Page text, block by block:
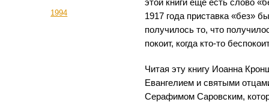
1994
этой книги еще есть слово
1917 года приставка «без»
получилось то, что
покоит, когда кто-то
Читая эту книгу Иоанна
Евангелием и святыми
Серафимом Саровским,